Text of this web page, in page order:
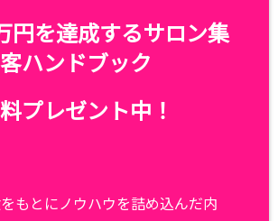
円を達成するサロン集
客ハンドブック
プレゼント中！
もとにノウハウを詰め込んだ内